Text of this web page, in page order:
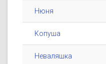
Нюня
Копуша
Неваляшка